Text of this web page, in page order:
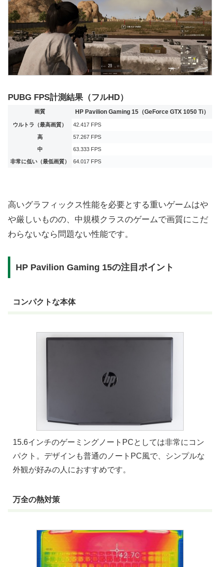
PUBG FPS計測結果（フルHD）
画質 HP Pavilion Gaming 15（GeForce GTX 1050 Ti）
ウルトラ（最高画質） 42.417 FPS
高 57.267 FPS
中 63.333 FPS
非常に低い（最低画質） 64.017 FPS
高いグラフィックス性能を必要とする重いゲームはや
や厳しいものの、中規模クラスのゲームで画質にこだ
わらないなら問題ない性能です。
HP Pavilion Gaming 15の注目ポイント
コンパクトな本体
15.6インチのゲーミングノートPCとしては非常にコン
パクト。デザインも普通のノートPC風で、シンプルな
外観が好みの人におすすめです。
万全の熱対策